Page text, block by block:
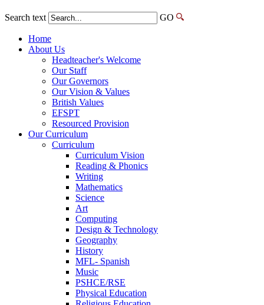
Search text GO
Home
About Us
Headteacher's Welcome
Our Staff
Our Governors
Our Vision & Values
British Values
EFSPT
Resourced Provision
Our Curriculum
Curriculum
Curriculum Vision
Reading & Phonics
Writing
Mathematics
Science
Art
Computing
Design & Technology
Geography
History
MFL- Spanish
Music
PSHCE/RSE
Physical Education